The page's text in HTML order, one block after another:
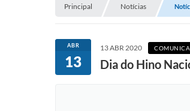
Principal Notícias
ABR
13
13 ABR 2020
Dia do Hino